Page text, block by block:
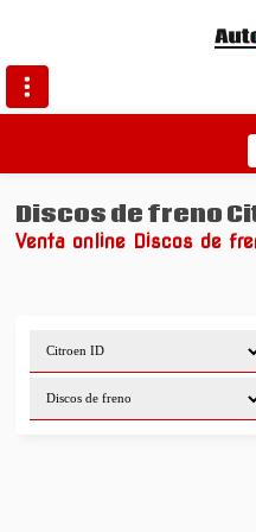
Discos de freno
Venta online Discos de